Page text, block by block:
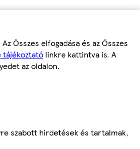
Összes elfogadása és az Összes
tájékoztató linkre kattintva is. A
az oldalon.
szabott hirdetések és tartalmak,